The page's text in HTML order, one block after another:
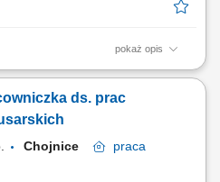
pokaż opis
production and assembly location in
of machine parts according to
and assembly work; Assembly of
ds. prac
Chojnice
praca